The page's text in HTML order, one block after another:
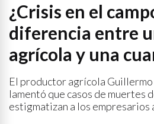
¿Crisis en el
diferencia entre
agrícola y una
El productor agrícola
lamentó que casos de muertes
estigmatizan a los empresarios